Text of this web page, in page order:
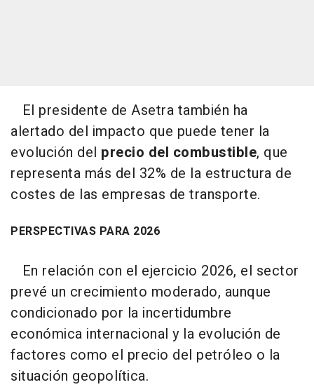
El presidente de Asetra también ha
alertado del impacto que puede tener la
evolución del precio del combustible, que
representa más del 32% de la estructura de
costes de las empresas de transporte.
PERSPECTIVAS PARA 2026
En relación con el ejercicio 2026, el sector
prevé un crecimiento moderado, aunque
condicionado por la incertidumbre
económica internacional y la evolución de
factores como el precio del petróleo o la
situación geopolítica.